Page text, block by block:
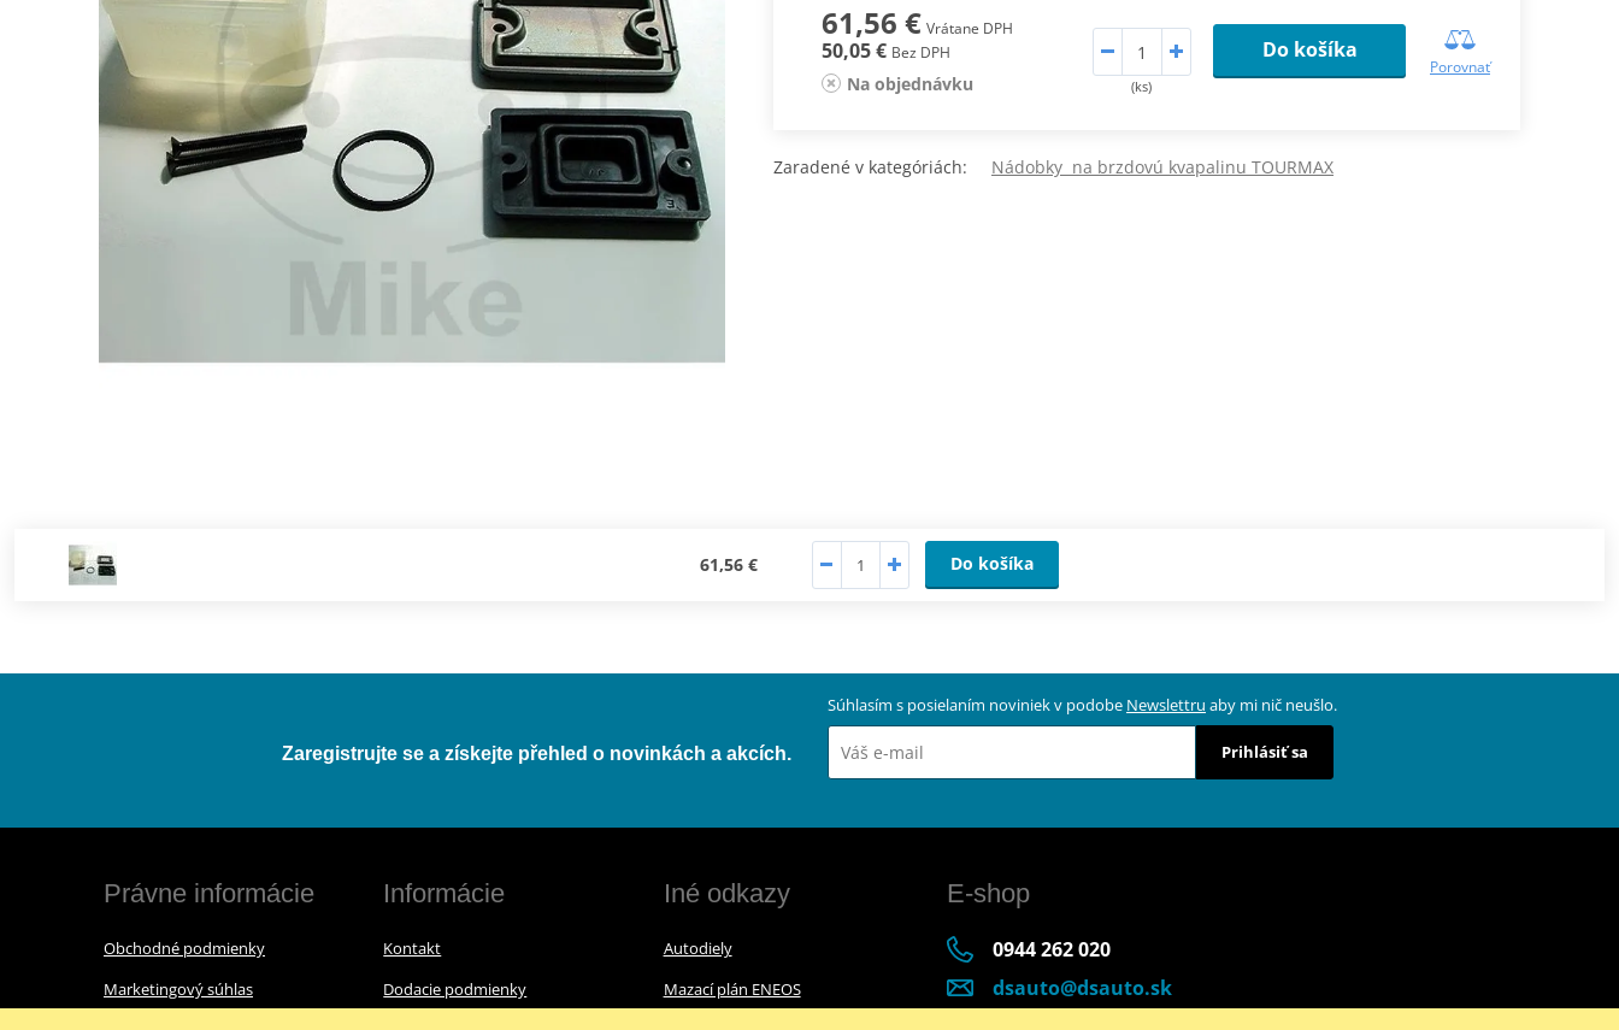
61,56 € Vrátane DPH
50,05 € Bez DPH
Na objednávku (ks)
Do košíka
Porovnať
Zaradené v kategóriách: Nádobky na brzdovú kvapalinu TOURMAX
61,56 € Do košíka
Zaregistrujte se a získejte přehled o novinkách a akcích.
Súhlasím s posielaním noviniek v podobe Newslettru aby mi nič neušlo.
Prihlásiť sa
Právne informácie
Obchodné podmienky
Marketingový súhlas
Informácie
Kontakt
Dodacie podmienky
Iné odkazy
Autodiely
Mazací plán ENEOS
E-shop
0944 262 020
dsauto@dsauto.sk